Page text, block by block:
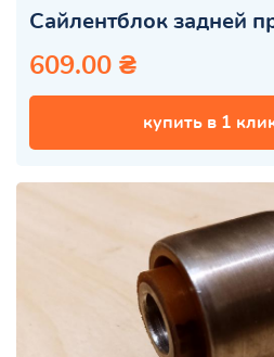
Сайлентблок задней
609.00 ₴
купить в 1